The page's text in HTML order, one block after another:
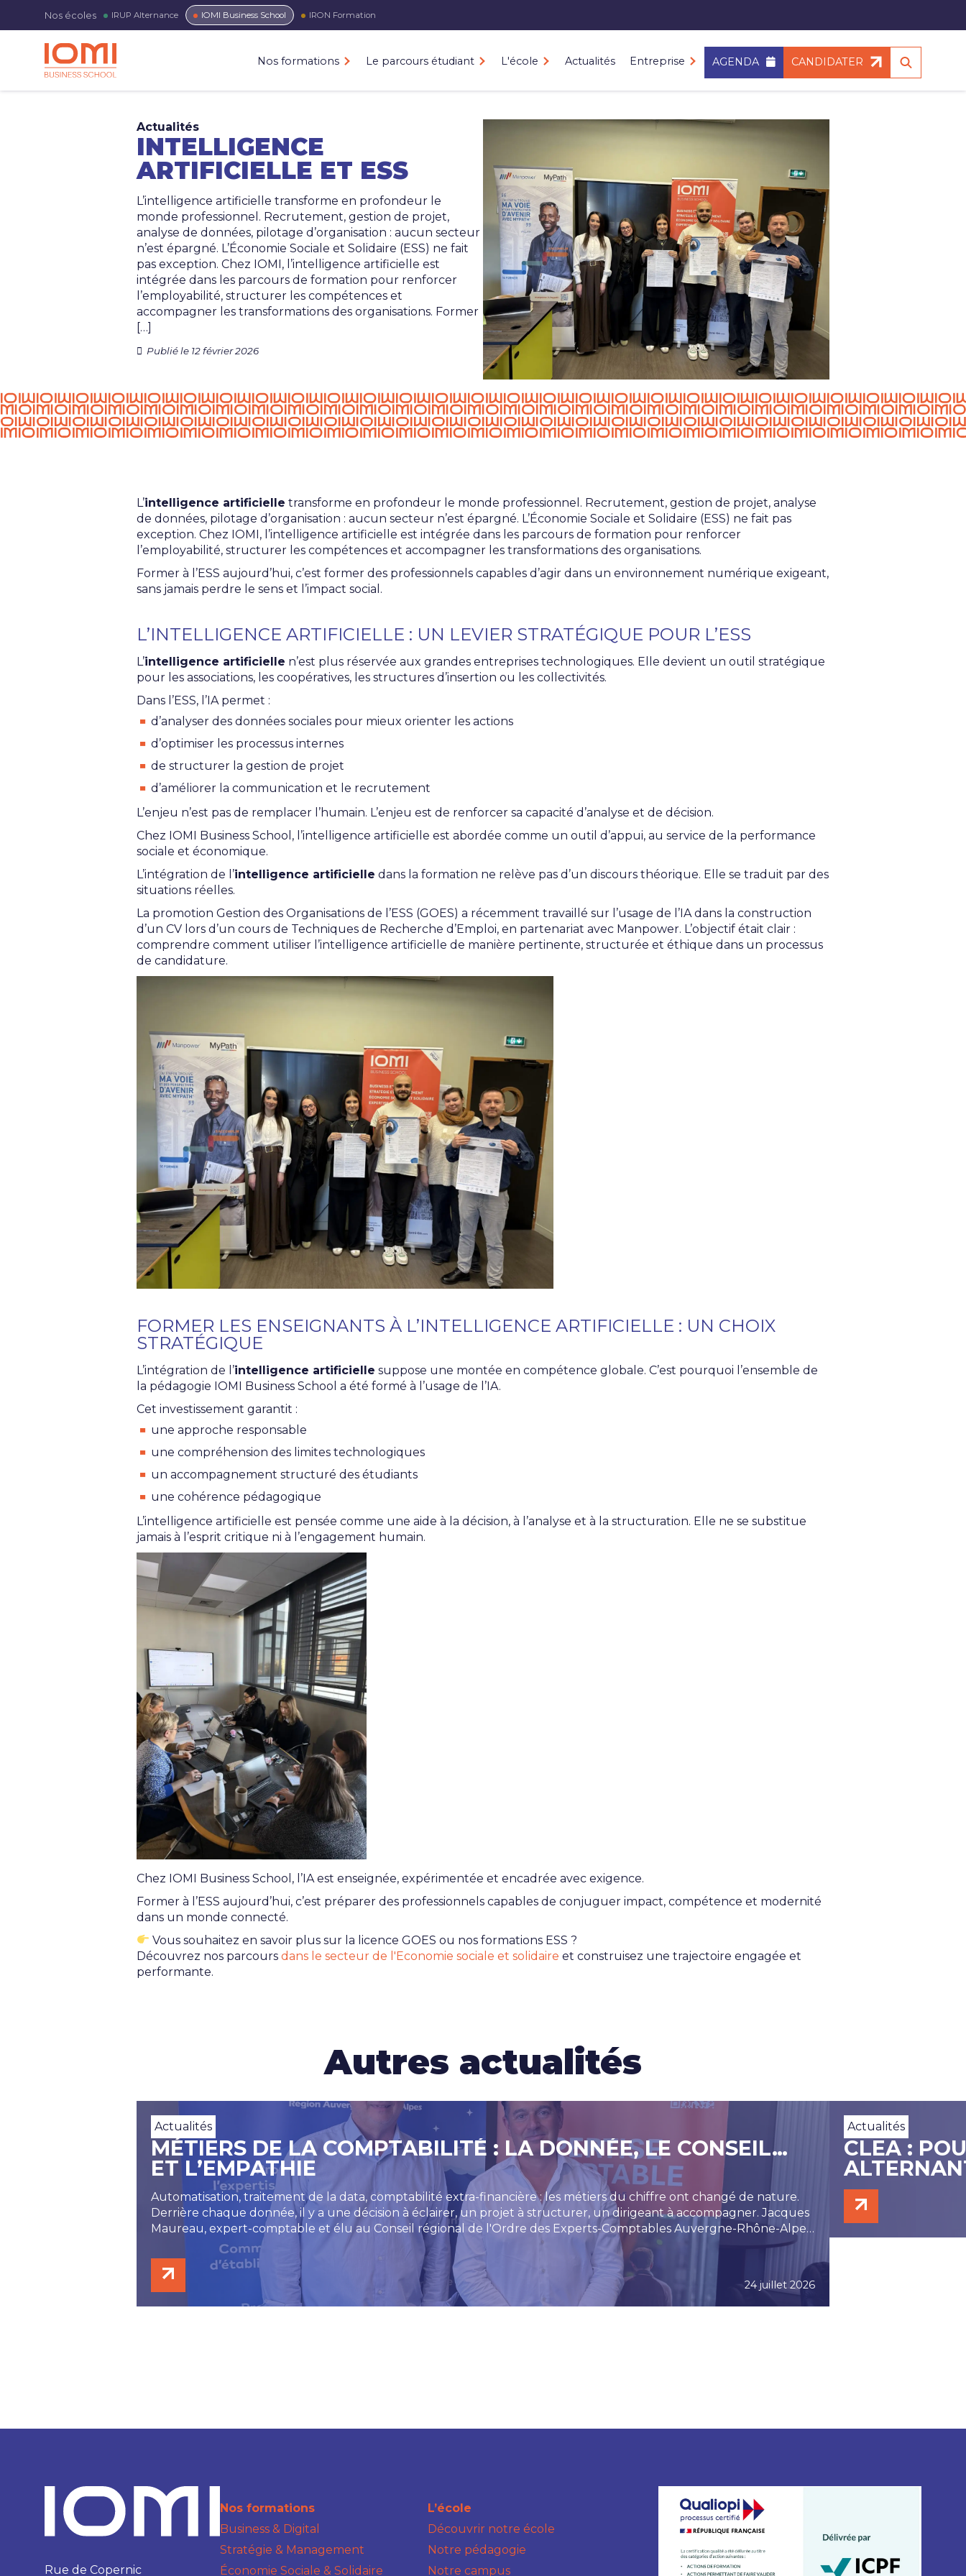
Nos écoles IRUP Alternance IOMI Business School IRON Formation
Nos formations Le parcours étudiant L'école Actualités Entreprise AGENDA CANDIDATER
Actualités
INTELLIGENCE
ARTIFICIELLE ET ESS
L’intelligence artificielle transforme en profondeur le
monde professionnel. Recrutement, gestion de projet,
analyse de données, pilotage d’organisation : aucun secteur
n’est épargné. L’Économie Sociale et Solidaire (ESS) ne fait
pas exception. Chez IOMI, l’intelligence artificielle est
intégrée dans les parcours de formation pour renforcer
l’employabilité, structurer les compétences et
accompagner les transformations des organisations. Former
[…]
Publié le 12 février 2026
L’intelligence artificielle transforme en profondeur le monde professionnel. Recrutement, gestion de projet, analyse
de données, pilotage d’organisation : aucun secteur n’est épargné. L’Économie Sociale et Solidaire (ESS) ne fait pas
exception. Chez IOMI, l’intelligence artificielle est intégrée dans les parcours de formation pour renforcer
l’employabilité, structurer les compétences et accompagner les transformations des organisations.
Former à l’ESS aujourd’hui, c’est former des professionnels capables d’agir dans un environnement numérique exigeant,
sans jamais perdre le sens et l’impact social.
L’INTELLIGENCE ARTIFICIELLE : UN LEVIER STRATÉGIQUE POUR L’ESS
L’intelligence artificielle n’est plus réservée aux grandes entreprises technologiques. Elle devient un outil stratégique
pour les associations, les coopératives, les structures d’insertion ou les collectivités.
Dans l’ESS, l’IA permet :
d’analyser des données sociales pour mieux orienter les actions
d’optimiser les processus internes
de structurer la gestion de projet
d’améliorer la communication et le recrutement
L’enjeu n’est pas de remplacer l’humain. L’enjeu est de renforcer sa capacité d’analyse et de décision.
Chez IOMI Business School, l’intelligence artificielle est abordée comme un outil d’appui, au service de la performance
sociale et économique.
L’intégration de l’intelligence artificielle dans la formation ne relève pas d’un discours théorique. Elle se traduit par des
situations réelles.
La promotion Gestion des Organisations de l’ESS (GOES) a récemment travaillé sur l’usage de l’IA dans la construction
d’un CV lors d’un cours de Techniques de Recherche d’Emploi, en partenariat avec Manpower. L’objectif était clair :
comprendre comment utiliser l’intelligence artificielle de manière pertinente, structurée et éthique dans un processus
de candidature.
FORMER LES ENSEIGNANTS À L’INTELLIGENCE ARTIFICIELLE : UN CHOIX
STRATÉGIQUE
L’intégration de l’intelligence artificielle suppose une montée en compétence globale. C’est pourquoi l’ensemble de
la pédagogie IOMI Business School a été formé à l’usage de l’IA.
Cet investissement garantit :
une approche responsable
une compréhension des limites technologiques
un accompagnement structuré des étudiants
une cohérence pédagogique
L’intelligence artificielle est pensée comme une aide à la décision, à l’analyse et à la structuration. Elle ne se substitue
jamais à l’esprit critique ni à l’engagement humain.
Chez IOMI Business School, l’IA est enseignée, expérimentée et encadrée avec exigence.
Former à l’ESS aujourd’hui, c’est préparer des professionnels capables de conjuguer impact, compétence et modernité
dans un monde connecté.
Vous souhaitez en savoir plus sur la licence GOES ou nos formations ESS ?
Découvrez nos parcours dans le secteur de l'Economie sociale et solidaire et construisez une trajectoire engagée et
performante.
Autres actualités
Actualités
MÉTIERS DE LA COMPTABILITÉ : LA DONNÉE, LE CONSEIL…
ET L’EMPATHIE
Automatisation, traitement de la data, comptabilité extra-financière : les métiers du chiffre ont changé de nature.
Derrière chaque donnée, il y a une décision à éclairer, un projet à structurer, un dirigeant à accompagner. Jacques
Maureau, expert-comptable et élu au Conseil régional de l'Ordre des Experts-Comptables Auvergne-Rhône-Alpes,
revient sur une compétence devenue centrale dans la profession.
24 juillet 2026
Actualités
CLEA :
Rue de Copernic
Nos formations
Business & Digital
Stratégie & Management
Économie Sociale & Solidaire
L’école
Découvrir notre école
Notre pédagogie
Notre campus